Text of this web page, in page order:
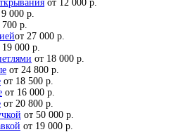
от 12 000 р.
9 000 р.
700 р.
от 27 000 р.
19 000 р.
от 18 000 р.
от 24 800 р.
от 18 500 р.
от 16 000 р.
от 20 800 р.
от 50 000 р.
от 19 000 р.